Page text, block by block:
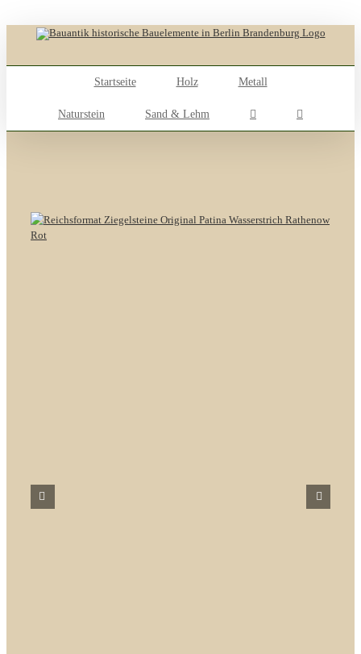
content
Startseite
Holz Metall
Naturstein Sand & Lehm